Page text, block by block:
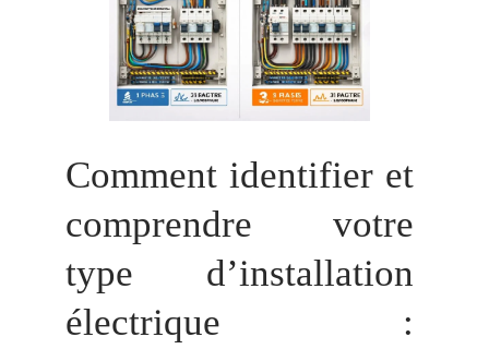
Comment identifier et
comprendre votre
type d’installation
électrique :